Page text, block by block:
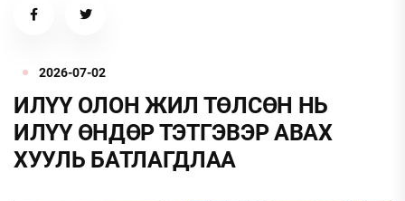
2026-07-02
ИЛҮҮ ОЛОН ЖИЛ ТӨЛСӨН НЬ
ИЛҮҮ ӨНДӨР ТЭТГЭВЭР АВАХ
ХУУЛЬ БАТЛАГДЛАА